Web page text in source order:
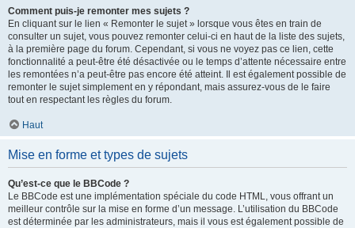
Comment puis-je remonter mes sujets ?
En cliquant sur le lien « Remonter le sujet » lorsque vous êtes en train de
consulter un sujet, vous pouvez remonter celui-ci en haut de la liste des sujets,
à la première page du forum. Cependant, si vous ne voyez pas ce lien, cette
fonctionnalité a peut-être été désactivée ou le temps d’attente nécessaire entre
les remontées n’a peut-être pas encore été atteint. Il est également possible de
remonter le sujet simplement en y répondant, mais assurez-vous de le faire
tout en respectant les règles du forum.
Haut
Mise en forme et types de sujets
Qu’est-ce que le BBCode ?
Le BBCode est une implémentation spéciale du code HTML, vous offrant un
meilleur contrôle sur la mise en forme d’un message. L’utilisation du BBCode
est déterminée par les administrateurs, mais il vous est également possible de